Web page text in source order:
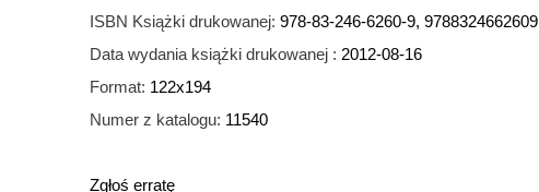
ISBN Książki drukowanej: 978-83-246-6260-9, 9788324662609
Data wydania książki drukowanej : 2012-08-16
Format: 122x194
Numer z katalogu: 11540
Zgłoś erratę